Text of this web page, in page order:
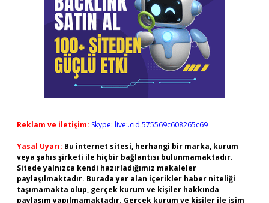
Reklam ve İletişim: Skype: live:.cid.575569c608265c69
Yasal Uyarı: Bu internet sitesi, herhangi bir marka, kurum
veya şahıs şirketi ile hiçbir bağlantısı bulunmamaktadır.
Sitede yalnızca kendi hazırladığımız makaleler
paylaşılmaktadır. Burada yer alan içerikler haber niteliği
taşımamakta olup, gerçek kurum ve kişiler hakkında
paylaşım yapılmamaktadır. Gerçek kurum ve kişiler ile isim